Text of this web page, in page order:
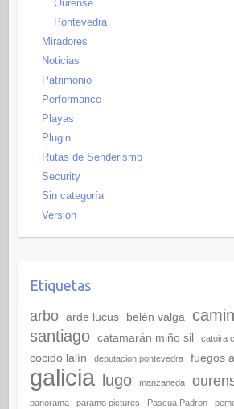
Ourense
Pontevedra
Miradores
Noticias
Patrimonio
Performance
Playas
Plugin
Rutas de Senderismo
Security
Sin categoría
Version
Etiquetas
arbo arde lucus belén valga
santiago catamarán miño sil catoira
cocido lalín
deputacion pontevedra fuegos
galicia lugo manzaneda
panorama paramo pictures Pascua Padron